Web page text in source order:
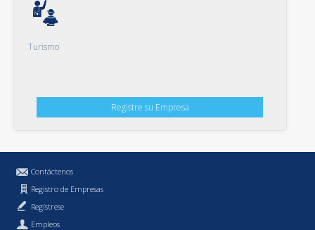
Turismo
Registre su Empresa
Contáctenos
Registro de Empresas
Regístrese
Empleos